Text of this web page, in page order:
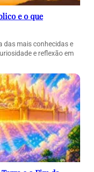
e o que
das mais conhecidas e
e reflexão em